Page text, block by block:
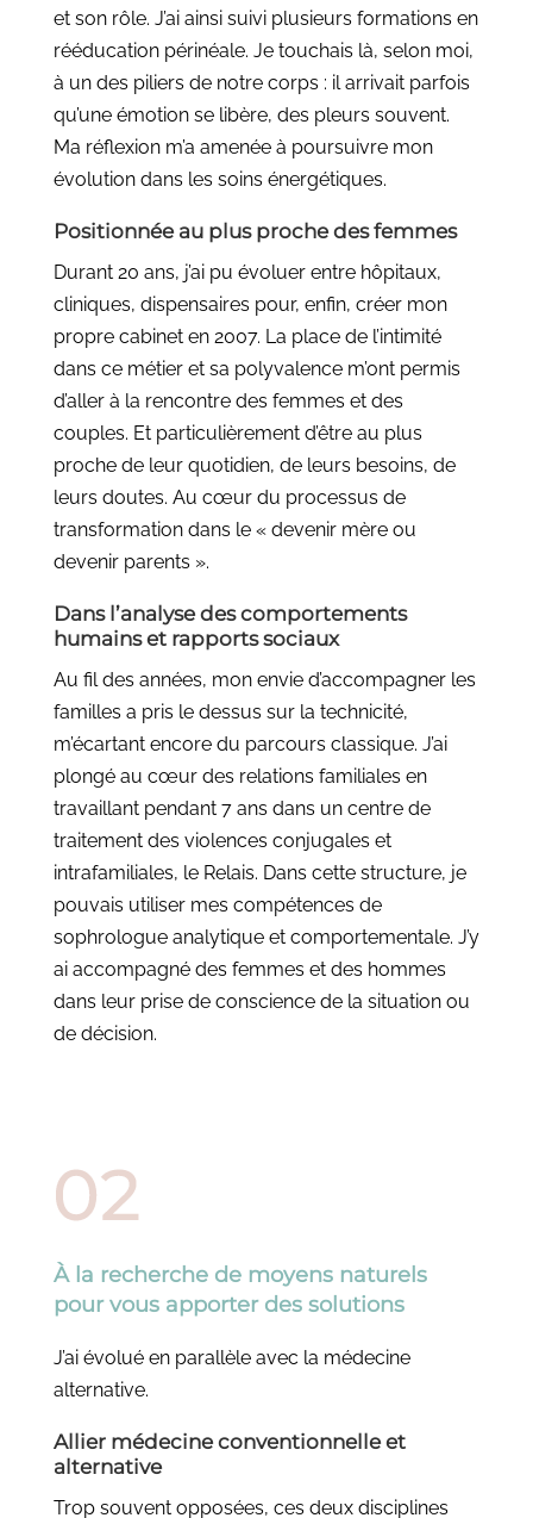
et son rôle. J’ai ainsi suivi plusieurs formations en
rééducation périnéale. Je touchais là, selon moi,
à un des piliers de notre corps : il arrivait parfois
qu’une émotion se libère, des pleurs souvent.
Ma réflexion m’a amenée à poursuivre mon
évolution dans les soins énergétiques.
Positionnée au plus proche des femmes
Durant 20 ans, j’ai pu évoluer entre hôpitaux,
cliniques, dispensaires pour, enfin, créer mon
propre cabinet en 2007. La place de l’intimité
dans ce métier et sa polyvalence m’ont permis
d’aller à la rencontre des femmes et des
couples. Et particulièrement d’être au plus
proche de leur quotidien, de leurs besoins, de
leurs doutes. Au cœur du processus de
transformation dans le « devenir mère ou
devenir parents ».
Dans l’analyse des comportements
humains et rapports sociaux
Au fil des années, mon envie d’accompagner les
familles a pris le dessus sur la technicité,
m’écartant encore du parcours classique. J’ai
plongé au cœur des relations familiales en
travaillant pendant 7 ans dans un centre de
traitement des violences conjugales et
intrafamiliales, le Relais. Dans cette structure, je
pouvais utiliser mes compétences de
sophrologue analytique et comportementale. J’y
ai accompagné des femmes et des hommes
dans leur prise de conscience de la situation ou
de décision.
À la recherche de moyens naturels
pour vous apporter des solutions
J’ai évolué en parallèle avec la médecine
alternative.
Allier médecine conventionnelle et
alternative
Trop souvent opposées, ces deux disciplines